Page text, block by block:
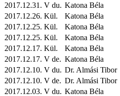
2017.12.31. V du. Katona Béla
2017.12.26. Kül. Katona Béla
2017.12.25. Kül. Katona Béla
2017.12.25. Kül. Katona Béla
2017.12.17. Kül. Katona Béla
2017.12.17. V de. Katona Béla
2017.12.10. V du. Dr. Almási Tibor
2017.12.10. V de. Dr. Almási Tibor
2017.12.03. V du. Katona Béla